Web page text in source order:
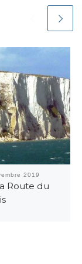
2019
Route du